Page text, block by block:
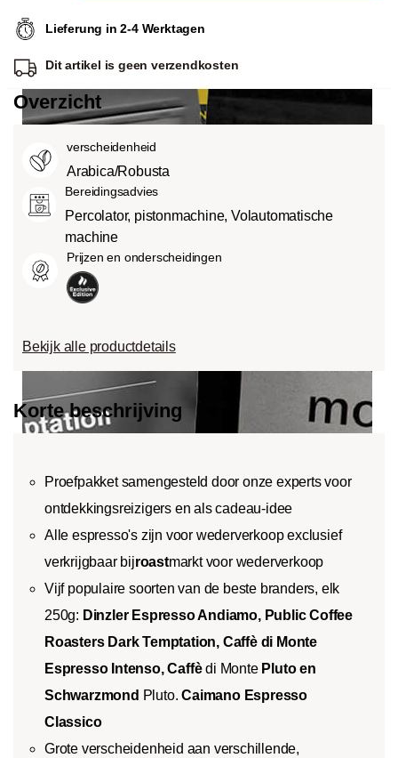
Lieferung in 2-4 Werktagen
Dit artikel isgeen verzendkosten
Overzicht
verscheidenheid
Arabica/Robusta
Bereidingsadvies
Percolator, pistonmachine, Volautomatische
machine
Prijzen en onderscheidingen
Bekijk alle productdetails
Korte beschrijving
Proefpakket samengesteld door onze experts voor
ontdekkingsreizigers en als cadeau-idee
Alle espresso's zijn voor wederverkoop exclusief
verkrijgbaar bijroastmarkt voor wederverkoop
Vijf populaire soorten van de beste branders, elk
250g: Dinzler Espresso Andiamo, Public Coffee
Roasters Dark Temptation, Caffè di Monte
Espresso Intenso,Caffèdi Monte Plutoen
Schwarzmond Pluto. Caimano Espresso
Classico
Grote verscheidenheid aan verschillende,